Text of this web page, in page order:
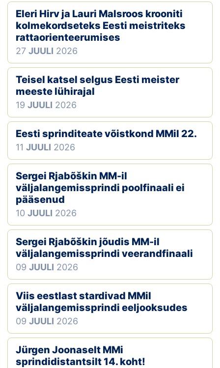
Eleri Hirv ja Lauri Malsroos krooniti
kolmekordseteks Eesti meistriteks
rattaorienteerumises
27 JUULI 2026
Teisel katsel selgus Eesti meister
meeste lühirajal
19 JUULI 2026
Eesti sprinditeate võistkond MMil 22.
11 JUULI 2026
Sergei Rjabõškin MM-il
väljalangemissprindi poolfinaali ei
pääsenud
10 JUULI 2026
Sergei Rjabõškin jõudis MM-il
väljalangemissprindi veerandfinaali
09 JUULI 2026
Viis eestlast stardivad MMil
väljalangemissprindi eeljooksudes
09 JUULI 2026
Jürgen Joonaselt MMi
sprindidistantsilt 14. koht!